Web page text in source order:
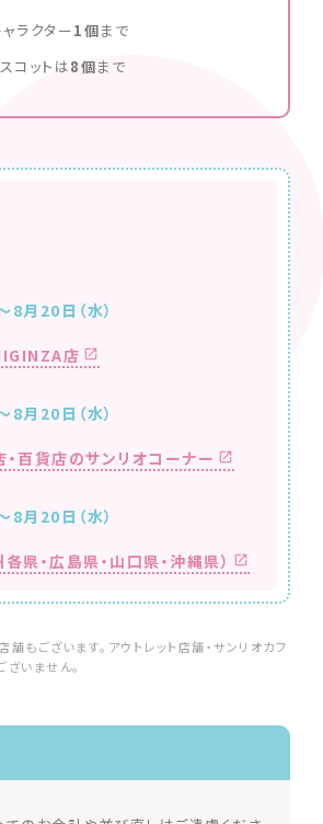
ラクター1個まで
コットは8個まで
8月20日（水）
店
8月20日（水）
百貨店のサンリオコーナー
8月20日（水）
県・広島県・山口県・沖縄県）
もございます。アウトレット店舗・サンリオカフ
いません。